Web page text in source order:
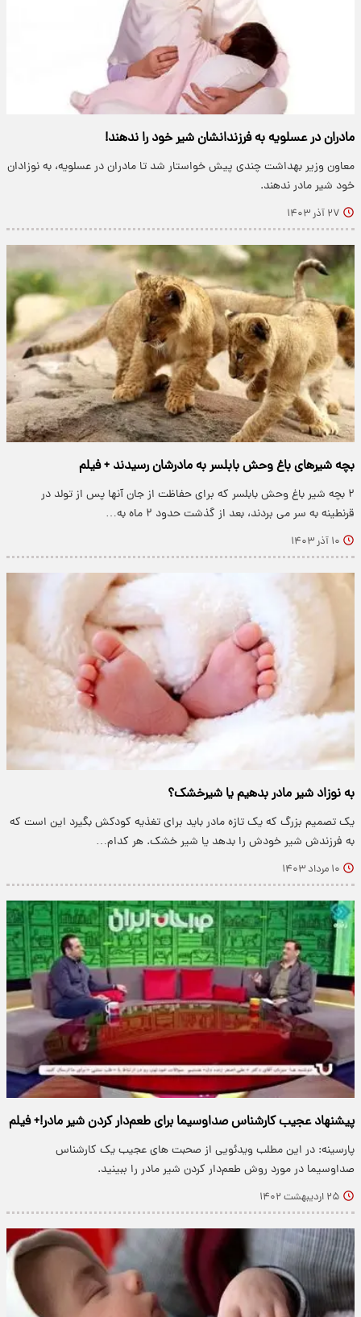
مادران در عسلویه به فرزندانشان شیر خود را ندهند!
معاون وزیر بهداشت چندی پیش خواستار شد تا مادران در عسلویه، به نوزادان
خود شیر مادر ندهند.
۲۷ آذر ۱۴۰۳
بچه شیرهای باغ وحش بابلسر به مادرشان رسیدند + فیلم
۲ بچه شیر باغ وحش بابلسر که برای حفاظت از جان آنها پس از تولد در
قرنطینه به سر می بردند، بعد از گذشت حدود ۲ ماه به…
۱۰ آذر ۱۴۰۳
به نوزاد شیر مادر بدهیم یا شیرخشک؟
یک تصمیم بزرگ که یک تازه مادر باید برای تغذیه کودکش بگیرد این است که
به فرزندش شیر خودش را بدهد یا شیر خشک. هر کدام…
۱۰ مرداد ۱۴۰۳
پیشنهاد عجیب کارشناس صداوسیما برای طعم‌دار کردن شیر مادر!+ فیلم
پارسینه: در این مطلب ویدئویی از صحبت های عجیب یک کارشناس
صداوسیما در مورد روش طعم‌دار کردن شیر مادر را ببینید.
۲۵ اردیبهشت ۱۴۰۲